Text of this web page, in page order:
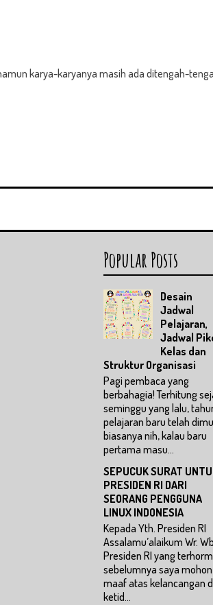
karya-karyanya masih ada ditengah-
Popular Posts
Desain
Jadwal
Pelajaran,
Jadwal
Kelas dan
Struktur Organisasi
Pagi pembaca yang
berbahagia! Terhitung
seminggu yang lalu,
pelajaran baru telah
biasanya nih, kalau baru
pertama masu...
SEPUCUK SURAT
PRESIDEN RI DARI
SEORANG PENGGUNA
LINUX INDONESIA
Kepada Yth. Presiden RI
Assalamu’alaikum Wr.
Presiden RI yang
sebelumnya saya mohon
maaf atas kelancangan
ketid...